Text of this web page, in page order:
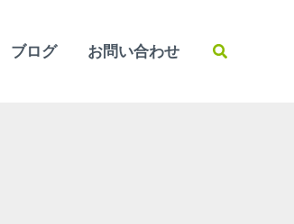
ブログ お問い合わせ
検